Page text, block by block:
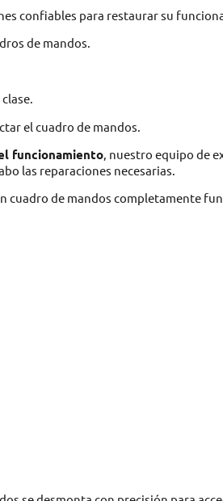
confiables para restaurar su
de mandos.
el cuadro de mandos.
funcionamiento, nuestro equipo de
las reparaciones necesarias.
cuadro de mandos completamente